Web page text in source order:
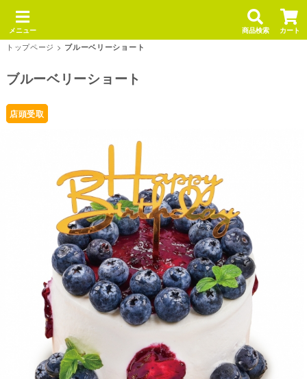
メニュー 商品検索 カート
トップページ > ブルーベリーショート
ブルーベリーショート
店頭受取